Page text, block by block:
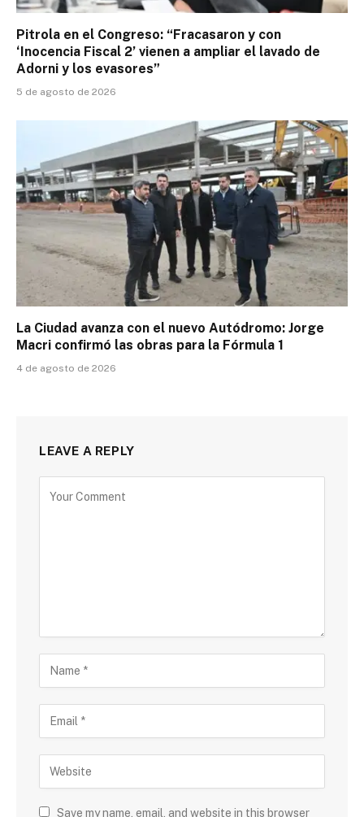
Pitrola en el Congreso: “Fracasaron y con
‘Inocencia Fiscal 2’ vienen a ampliar el lavado de
Adorni y los evasores”
5 de agosto de 2026
La Ciudad avanza con el nuevo Autódromo: Jorge
Macri confirmó las obras para la Fórmula 1
4 de agosto de 2026
LEAVE A REPLY
Save my name, email, and website in this browser